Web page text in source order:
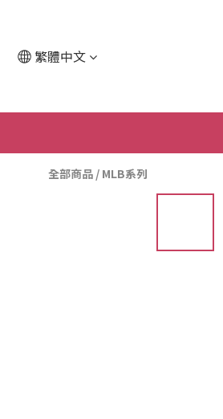
繁體中文
全部商品 / MLB系列